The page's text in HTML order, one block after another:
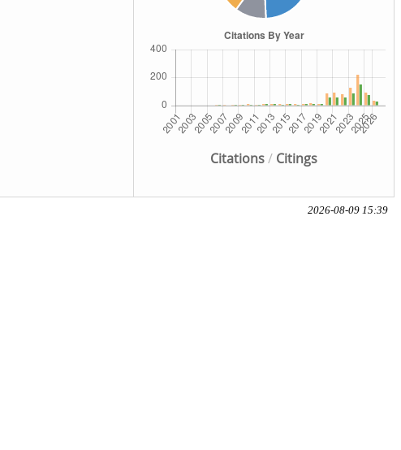
Citations/ Citings
2026-08-09 15:39